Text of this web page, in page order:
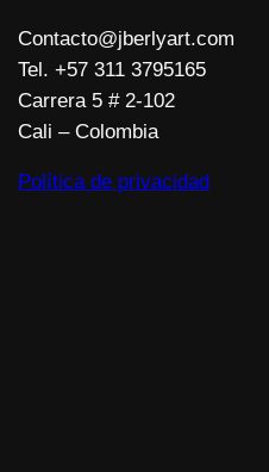
Contacto@jberlyart.com
Tel. +57 311 3795165
Carrera 5 # 2-102
Cali – Colombia
Política de privacidad